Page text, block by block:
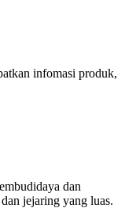
infomasi produk,
dan
jejaring yang luas.